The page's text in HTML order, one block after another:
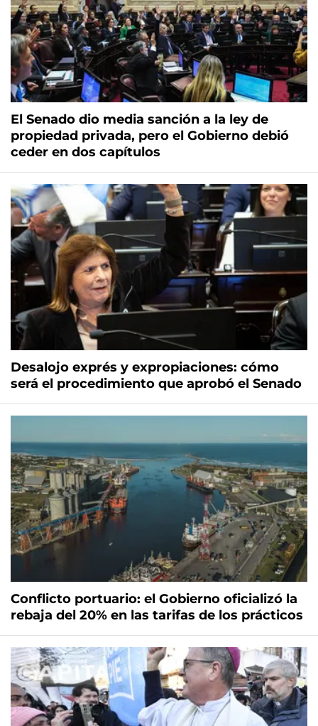
El Senado dio media sanción a la ley de
propiedad privada, pero el Gobierno debió
ceder en dos capítulos
Desalojo exprés y expropiaciones: cómo
será el procedimiento que aprobó el Senado
Conflicto portuario: el Gobierno oficializó la
rebaja del 20% en las tarifas de los prácticos